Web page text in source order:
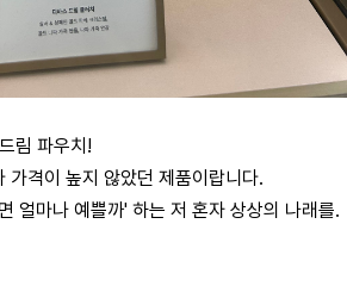
림 파우치!
가격이 높지 않았던 제품이랍니다.
얼마나 예쁠까' 하는 저 혼자 상상의 나래를.